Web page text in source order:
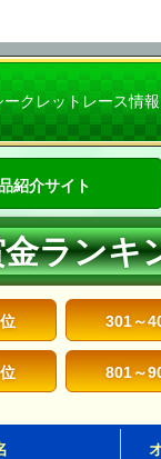
ークレットレース情報
紹介サイト
ランキ
301～
801～